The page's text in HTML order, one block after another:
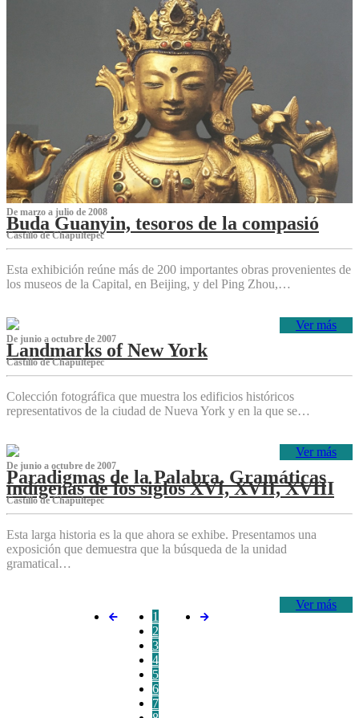
De marzo a julio de 2008
Buda Guanyin, tesoros de la compasió
Castillo de Chapultepec
Esta exhibición reúne más de 200 importantes obras provenientes de
los museos de la Capital, en Beijing, y del Ping Zhou,…
Ver más
De junio a octubre de 2007
Landmarks of New York
Castillo de Chapultepec
Colección fotográfica que muestra los edificios históricos
representativos de la ciudad de Nueva York y en la que se…
Ver más
De junio a octubre de 2007
Paradigmas de la Palabra. Gramáticas
indígenas de los siglos XVI, XVII, XVIII
Castillo de Chapultepec
Esta larga historia es la que ahora se exhibe. Presentamos una
exposición que demuestra que la búsqueda de la unidad
gramatical…
Ver más
1
2
3
4
5
6
7